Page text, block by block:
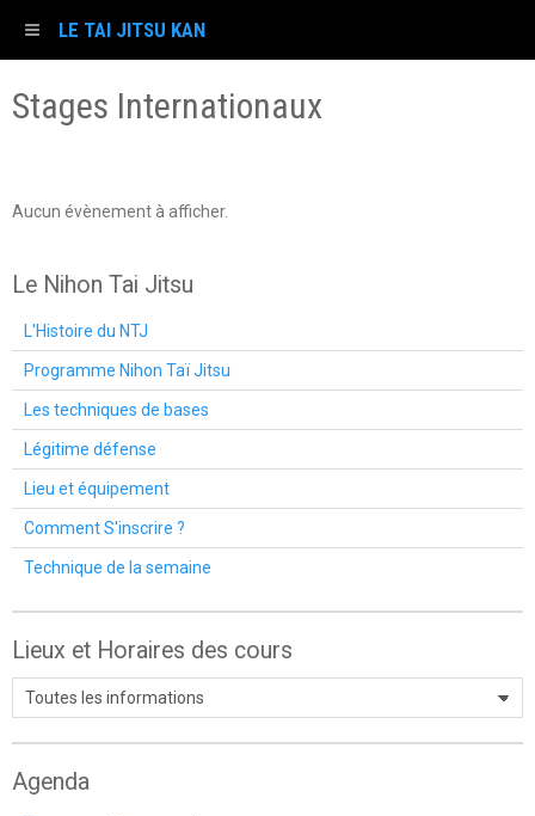
LE TAI JITSU KAN
Stages Internationaux
Aucun évènement à afficher.
Le Nihon Tai Jitsu
L'Histoire du NTJ
Programme Nihon Taï Jitsu
Les techniques de bases
Légitime défense
Lieu et équipement
Comment S'inscrire ?
Technique de la semaine
Lieux et Horaires des cours
Agenda